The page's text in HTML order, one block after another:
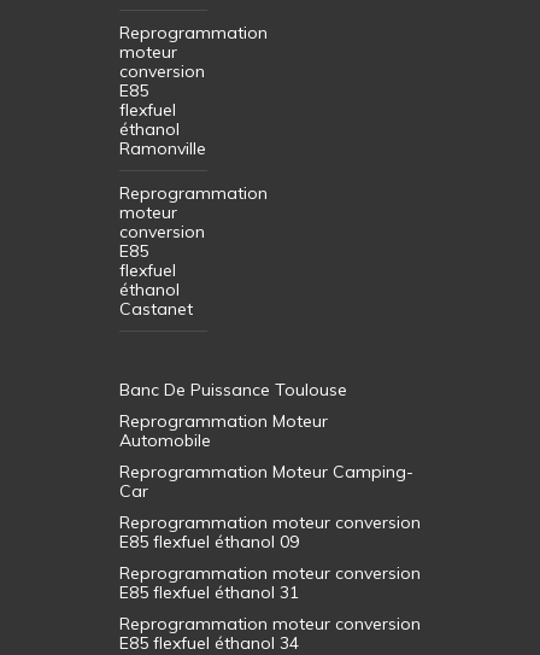
Reprogrammation
moteur
conversion
E85
flexfuel
éthanol
Ramonville
Reprogrammation
moteur
conversion
E85
flexfuel
éthanol
Castanet
Banc De Puissance Toulouse
Reprogrammation Moteur
Automobile
Reprogrammation Moteur Camping-
Car
Reprogrammation moteur conversion
E85 flexfuel éthanol 09
Reprogrammation moteur conversion
E85 flexfuel éthanol 31
Reprogrammation moteur conversion
E85 flexfuel éthanol 34